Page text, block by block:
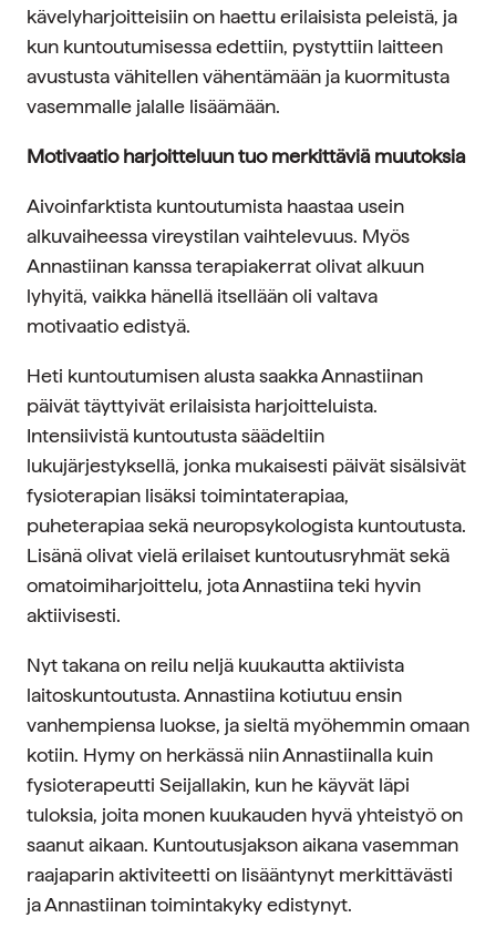
kävelyharjoitteisiin on haettu erilaisista peleistä, ja
kun kuntoutumisessa edettiin, pystyttiin laitteen
avustusta vähitellen vähentämään ja kuormitusta
vasemmalle jalalle lisäämään.
Motivaatio harjoitteluun tuo merkittäviä muutoksia
Aivoinfarktista kuntoutumista haastaa usein
alkuvaiheessa vireystilan vaihtelevuus. Myös
Annastiinan kanssa terapiakerrat olivat alkuun
lyhyitä, vaikka hänellä itsellään oli valtava
motivaatio edistyä.
Heti kuntoutumisen alusta saakka Annastiinan
päivät täyttyivät erilaisista harjoitteluista.
Intensiivistä kuntoutusta säädeltiin
lukujärjestyksellä, jonka mukaisesti päivät sisälsivät
fysioterapian lisäksi toimintaterapiaa,
puheterapiaa sekä neuropsykologista kuntoutusta.
Lisänä olivat vielä erilaiset kuntoutusryhmät sekä
omatoimiharjoittelu, jota Annastiina teki hyvin
aktiivisesti.
Nyt takana on reilu neljä kuukautta aktiivista
laitoskuntoutusta. Annastiina kotiutuu ensin
vanhempiensa luokse, ja sieltä myöhemmin omaan
kotiin. Hymy on herkässä niin Annastiinalla kuin
fysioterapeutti Seijallakin, kun he käyvät läpi
tuloksia, joita monen kuukauden hyvä yhteistyö on
saanut aikaan. Kuntoutusjakson aikana vasemman
raajaparin aktiviteetti on lisääntynyt merkittävästi
ja Annastiinan toimintakyky edistynyt.